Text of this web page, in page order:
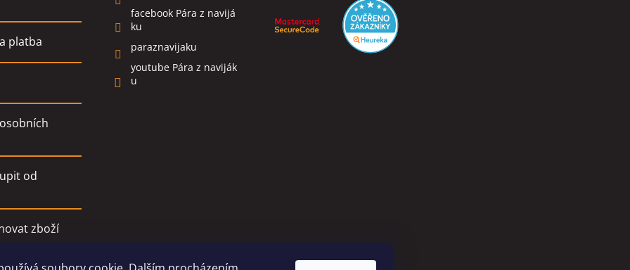
platba
od
zboží
facebook Pára z navijá
ku
paraznavijaku
youtube Pára z naviják
u